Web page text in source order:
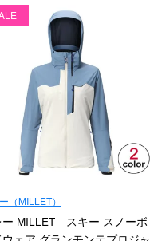
（MILLET）
ー MILLET スキー スノーボ